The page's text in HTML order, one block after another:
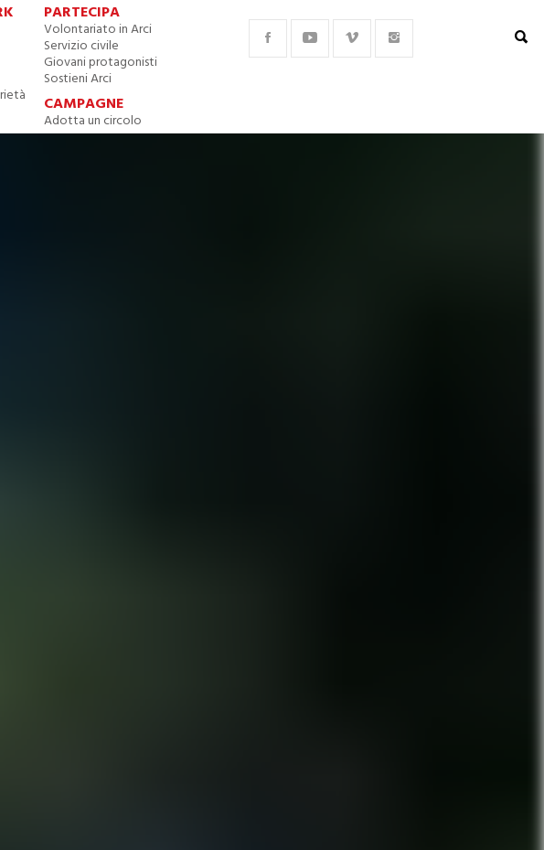
PARTECIPA
Volontariato in Arci
Servizio civile
Giovani protagonisti
Sostieni Arci
CAMPAGNE
Adotta un circolo